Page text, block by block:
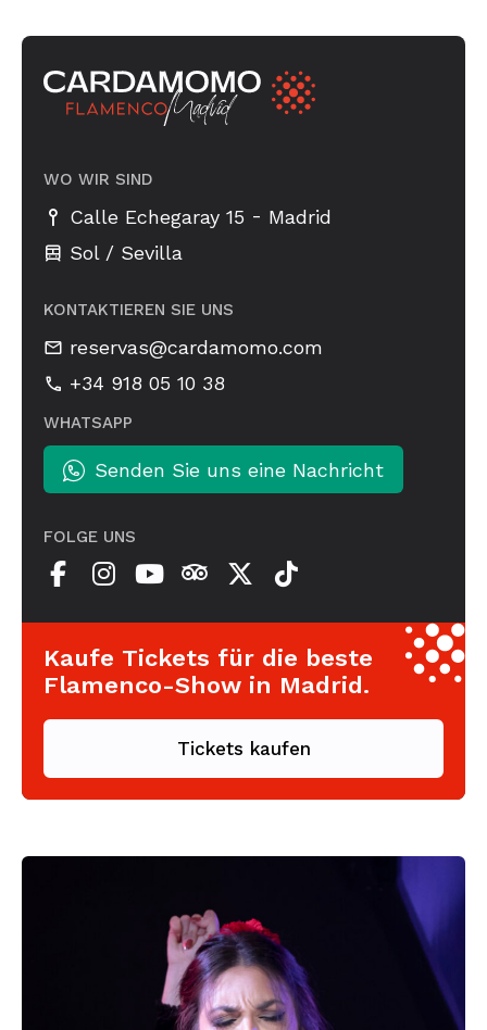
WO WIR SIND
Calle Echegaray 15 - Madrid
Sol / Sevilla
KONTAKTIEREN SIE UNS
reservas@cardamomo.com
+34 918 05 10 38
WHATSAPP
Senden Sie uns eine Nachricht
FOLGE UNS
Kaufe Tickets für die beste
Flamenco-Show in Madrid.
Tickets kaufen